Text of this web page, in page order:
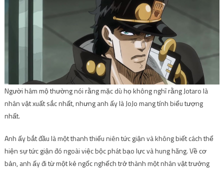
Người hâm mộ thường nói rằng mặc dù họ không nghĩ rằng Jotaro là
nhân vật xuất sắc nhất, nhưng anh ấy là JoJo mang tính biểu tượng
nhất.
Anh ấy bắt đầu là một thanh thiếu niên tức giận và không biết cách thể
hiện sự tức giận đó ngoài việc bộc phát bạo lực và hung hăng. Về cơ
bản, anh ấy đi từ một kẻ ngốc nghếch trở thành một nhân vật trưởng